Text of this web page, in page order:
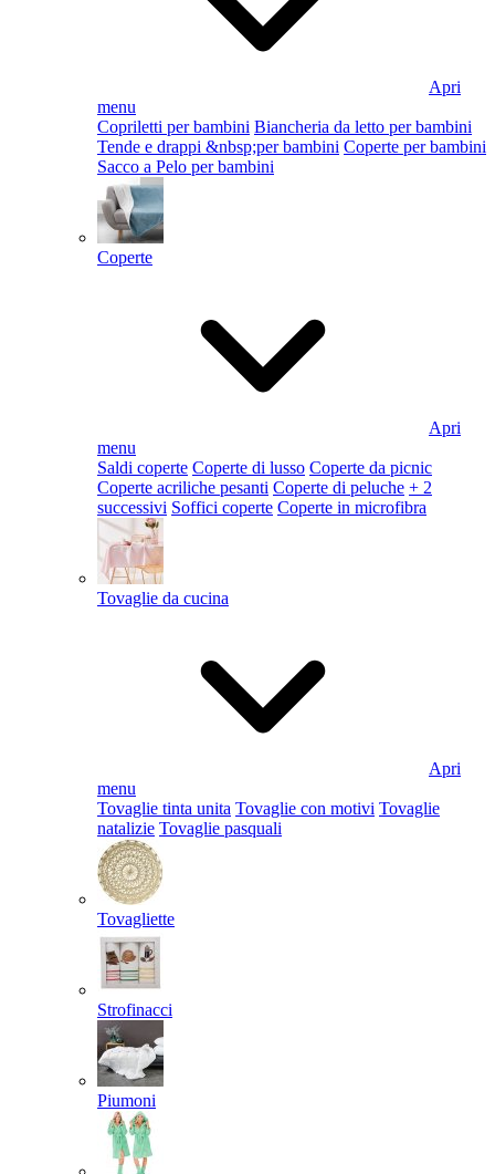
Apri
menu
Copriletti per bambini Biancheria da letto per bambini
Tende e drappi &nbsp;per bambini Coperte per bambini
Sacco a Pelo per bambini
Coperte
Apri
menu
Saldi coperte Coperte di lusso Coperte da picnic
Coperte acriliche pesanti Coperte di peluche + 2
successivi Soffici coperte Coperte in microfibra
Tovaglie da cucina
Apri
menu
Tovaglie tinta unita Tovaglie con motivi Tovaglie
natalizie Tovaglie pasquali
Tovagliette
Strofinacci
Piumoni